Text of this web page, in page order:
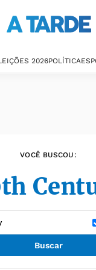
2026POLÍTICA
VOCÊ BUSCOU:
Buscar